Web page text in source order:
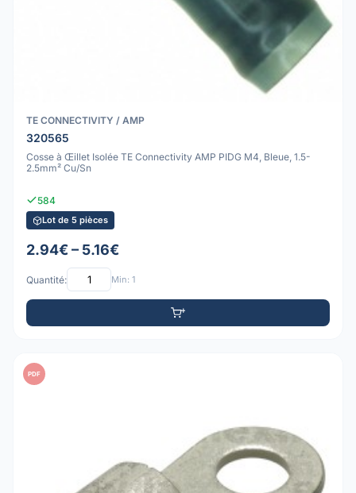
TE CONNECTIVITY / AMP
320565
Cosse à Œillet Isolée TE Connectivity AMP PIDG M4, Bleue, 1.5-
2.5mm² Cu/Sn
584
Lot de 5 pièces
2.94€ – 5.16€
Quantité: Min: 1
PDF